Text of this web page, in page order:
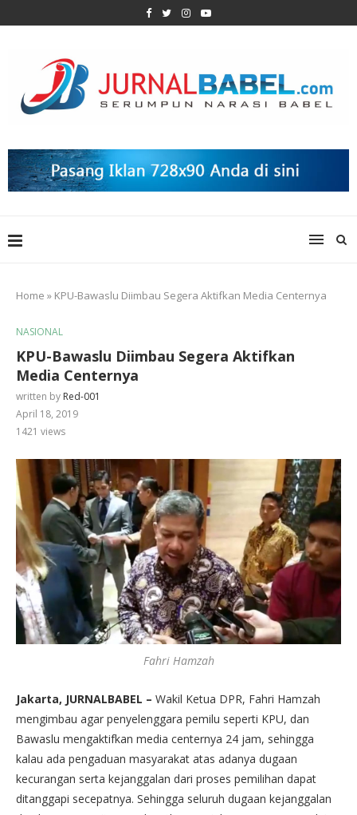
Home » KPU-Bawaslu Diimbau Segera Aktifkan Media Centernya
NASIONAL
KPU-Bawaslu Diimbau Segera Aktifkan
Media Centernya
written by Red-001
April 18, 2019
1421 views
Fahri Hamzah
Jakarta, JURNALBABEL – Wakil Ketua DPR, Fahri Hamzah
mengimbau agar penyelenggara pemilu seperti KPU, dan
Bawaslu mengaktifkan media centernya 24 jam, sehingga
kalau ada pengaduan masyarakat atas adanya dugaan
kecurangan serta kejanggalan dari proses pemilihan dapat
ditanggapi secepatnya. Sehingga seluruh dugaan kejanggalan